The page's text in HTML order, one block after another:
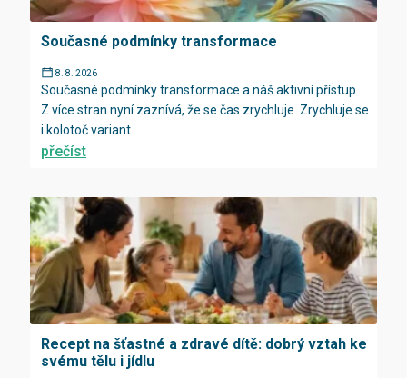
Současné podmínky transformace
8. 8. 2026
Současné podmínky transformace a náš aktivní přístup
Z více stran nyní zaznívá, že se čas zrychluje. Zrychluje se
i kolotoč variant...
přečíst
Recept na šťastné a zdravé dítě: dobrý vztah ke
svému tělu i jídlu